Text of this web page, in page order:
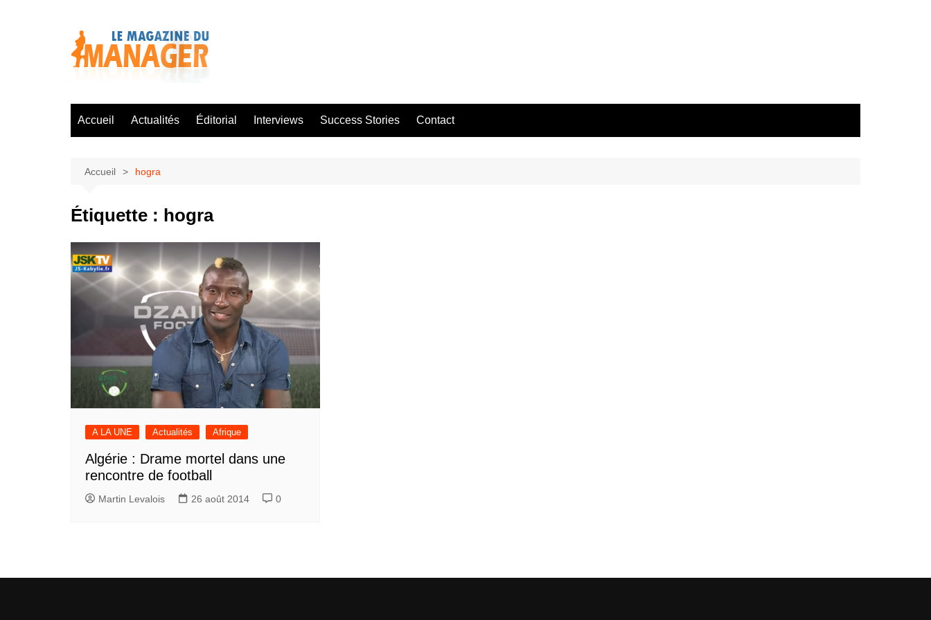
Accueil Actualités Éditorial Interviews Success Stories Contact
Accueil hogra
Étiquette : hogra
A LA UNE Actualités Afrique
Algérie : Drame mortel dans une
rencontre de football
Martin Levalois 26 août 2014 0